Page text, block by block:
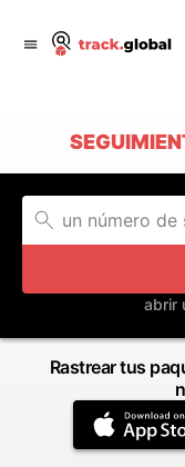
abrir
Rastrear tus